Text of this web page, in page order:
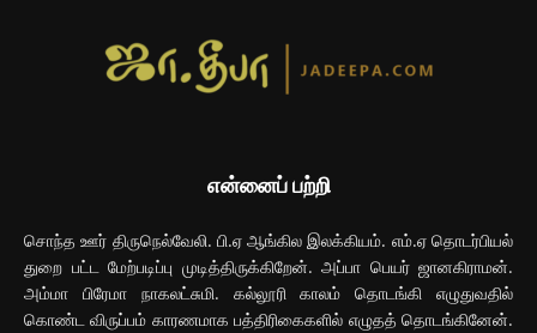
என்னைப் பற்றி
சொந்த ஊர் திருநெல்வேலி. பி.ஏ ஆங்கில இலக்கியம். எம்.ஏ தொடர்பியல்
துறை பட்ட மேற்படிப்பு முடித்திருக்கிறேன். அப்பா பெயர் ஜானகிராமன்.
அம்மா பிரேமா நாகலட்சுமி. கல்லூரி காலம் தொடங்கி எழுதுவதில்
கொண்ட விருப்பம் காரணமாக பத்திரிகைகளில் எழுதத் தொடங்கினேன்.